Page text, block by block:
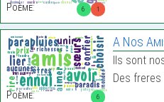
6 1
Poème:
6
Poème:
A Nos
Ils sont
Des